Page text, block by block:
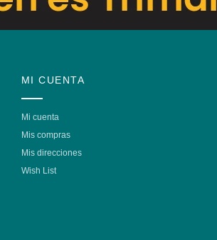
MI CUENTA
Mi cuenta
Mis compras
Mis direcciones
Wish List